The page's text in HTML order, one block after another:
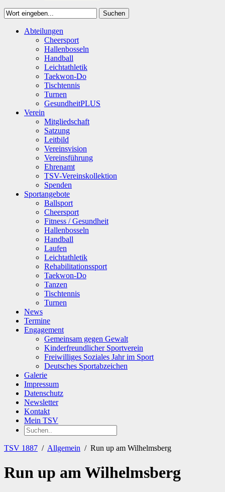
Suchen
SuchenAbteilungen
Cheersport
Hallenbosseln
Handball
Leichtathletik
Taekwon-Do
Tischtennis
Turnen
GesundheitPLUS
Verein
Mitgliedschaft
Satzung
Leitbild
Vereinsvision
Vereinsführung
Ehrenamt
TSV-Vereinskollektion
Spenden
Sportangebote
Ballsport
Cheersport
Fitness / Gesundheit
Hallenbosseln
Handball
Laufen
Leichtathletik
Rehabilitationssport
Taekwon-Do
Tanzen
Tischtennis
Turnen
News
Termine
Engagement
Gemeinsam gegen Gewalt
Kinderfreundlicher Sportverein
Freiwilliges Soziales Jahr im Sport
Deutsches Sportabzeichen
Galerie
Impressum
Datenschutz
Newsletter
Kontakt
Mein TSV
TSV 1887 / Allgemein / Run up am Wilhelmsberg
Run up am Wilhelmsberg